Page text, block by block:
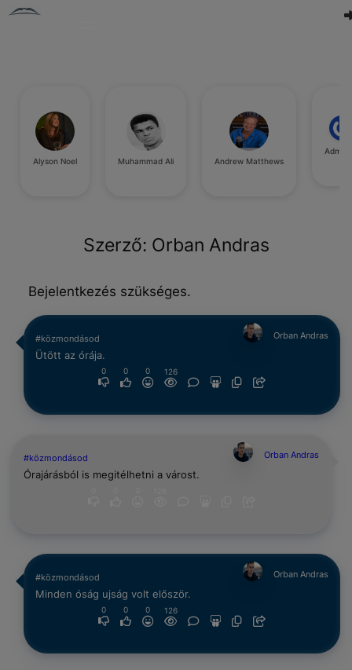
Alyson Noel Muhammad Ali Andrew Matthews
Admin
Szerző: Orban Andras
Bejelentkezés szükséges.
#közmondásod Orban Andras
Ütött az órája.
0 0 0 126
#közmondásod Orban Andras
Órajárásból is megitélhetni a várost.
#közmondásod Orban Andras
Minden óság ujság volt először.
0 0 0 126